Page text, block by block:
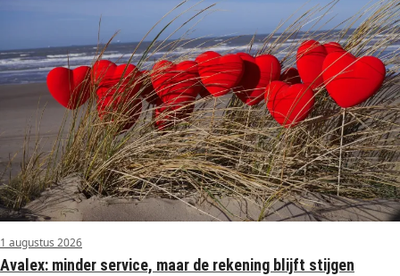
1 augustus 2026
Avalex: minder service, maar de rekening blijft stijgen